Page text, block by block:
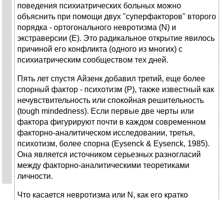
поведения психиатрических больных можно
объяснить при помощи двух "суперфакторов" второго
порядка - ортогонального невротизма (N) и
экстраверсии (Е). Это радикальное открытие явилось
причиной его конфликта (одного из многих) с
психиатрическим сообществом тех дней.
Пять лет спустя Айзенк добавил третий, еще более
спорный фактор - психотизм (Р), также известный как
нечувствительность или спокойная решительность
(tough mindedness). Если первые две черты или
фактора фигурируют почти в каждом современном
факторно-аналитическом исследовании, третья,
психотизм, более спорна (Eysenck & Eysenck, 1985).
Она является источником серьезных разногласий
между факторно-аналитическими теоретиками
личности.
Что касается невротизма или N, как его кратко